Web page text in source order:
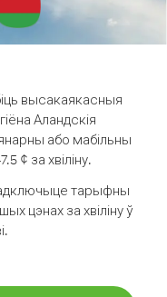
высакаякасныя
Аландскія
або мабільны
¢ за хвіліну.
тарыфны
цэнах за хвіліну ў